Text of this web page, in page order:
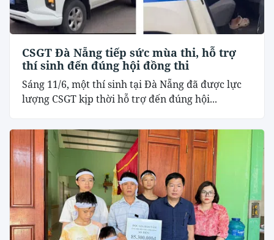
CSGT Đà Nẵng tiếp sức mùa thi, hỗ trợ
thí sinh đến đúng hội đồng thi
Sáng 11/6, một thí sinh tại Đà Nẵng đã được lực
lượng CSGT kịp thời hỗ trợ đến đúng hội...